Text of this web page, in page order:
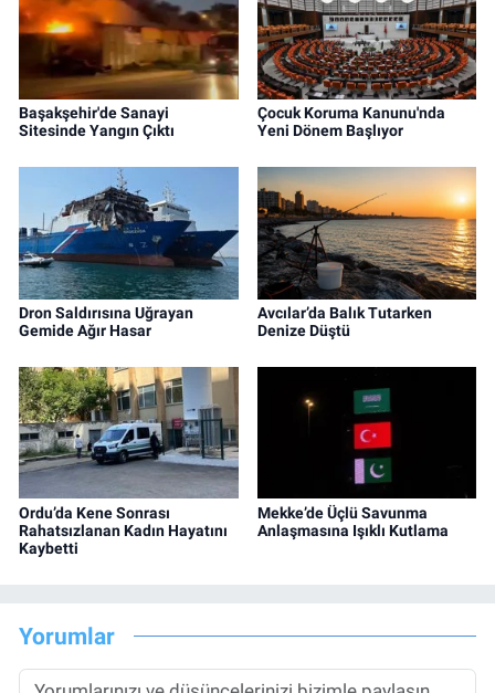
Başakşehir'de Sanayi
Sitesinde Yangın Çıktı
Çocuk Koruma Kanunu'nda
Yeni Dönem Başlıyor
Dron Saldırısına Uğrayan
Gemide Ağır Hasar
Avcılar’da Balık Tutarken
Denize Düştü
Ordu’da Kene Sonrası
Rahatsızlanan Kadın Hayatını
Kaybetti
Mekke’de Üçlü Savunma
Anlaşmasına Işıklı Kutlama
Yorumlar